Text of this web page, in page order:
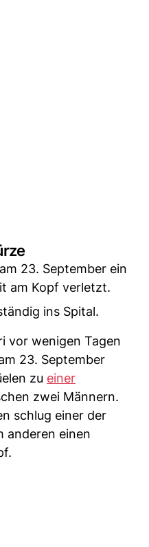
23. September ein
am Kopf verletzt.
ins Spital.
vor wenigen Tagen
23. September
zu einer
zwei Männern.
schlug einer der
anderen einen